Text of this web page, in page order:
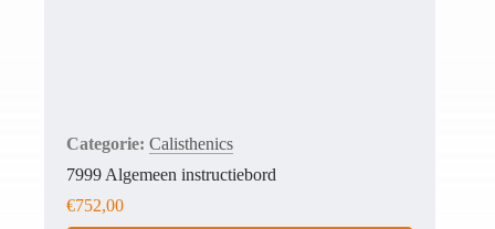
Calisthenics
7999 Algemeen instructiebord
€752,00